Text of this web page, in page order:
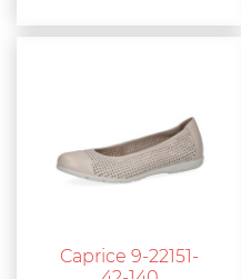
Caprice 9-22151-